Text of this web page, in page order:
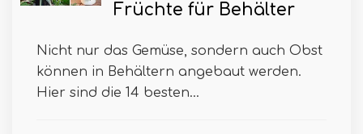
Früchte für Behälter
Nicht nur das Gemüse, sondern auch Obst
können in Behältern angebaut werden.
Hier sind die 14 besten...